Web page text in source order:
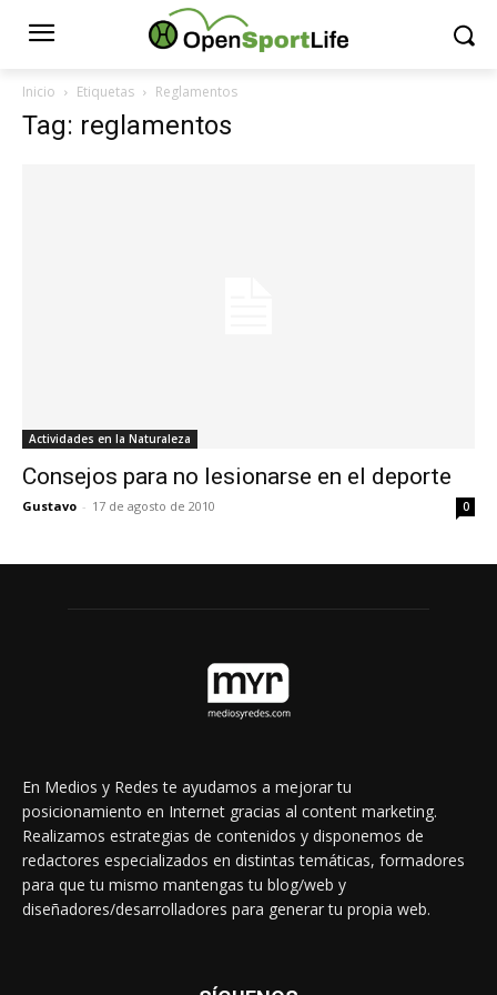
Inicio Etiquetas Reglamentos
Tag: reglamentos
Actividades en la Naturaleza
Consejos para no lesionarse en el deporte
Gustavo - 17 de agosto de 2010 0
En Medios y Redes te ayudamos a mejorar tu
posicionamiento en Internet gracias al content marketing.
Realizamos estrategias de contenidos y disponemos de
redactores especializados en distintas temáticas, formadores
para que tu mismo mantengas tu blog/web y
diseñadores/desarrolladores para generar tu propia web.